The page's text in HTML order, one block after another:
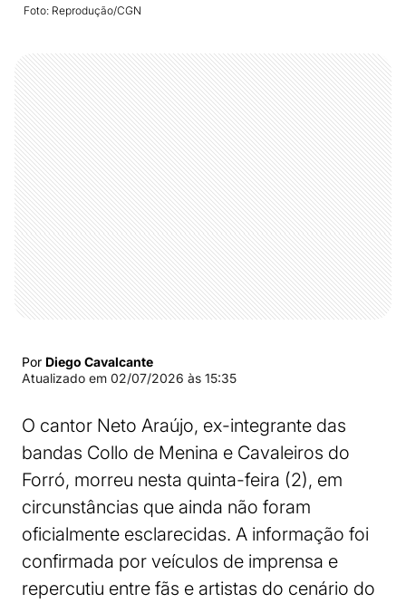
Foto: Reprodução/CGN
Por Diego Cavalcante
Atualizado em 02/07/2026 às 15:35
O cantor Neto Araújo, ex-integrante das
bandas Collo de Menina e Cavaleiros do
Forró, morreu nesta quinta-feira (2), em
circunstâncias que ainda não foram
oficialmente esclarecidas. A informação foi
confirmada por veículos de imprensa e
repercutiu entre fãs e artistas do cenário do